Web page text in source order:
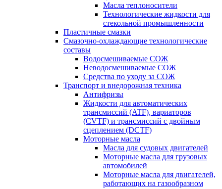
Масла теплоносители
Технологические жидкости для
стекольной промышленности
Пластичные смазки
Смазочно-охлаждающие технологические
составы
Водосмешиваемые СОЖ
Неводосмешиваемые СОЖ
Средства по уходу за СОЖ
Транспорт и внедорожная техника
Антифризы
Жидкости для автоматических
трансмиссий (ATF), вариаторов
(CVTF) и трансмиссий с двойным
сцеплением (DCTF)
Моторные масла
Масла для судовых двигателей
Моторные масла для грузовых
автомобилей
Моторные масла для двигателей,
работающих на газообразном